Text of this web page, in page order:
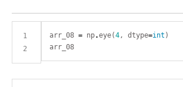
arr_08 = np.eye(4, dtype=int
arr_08